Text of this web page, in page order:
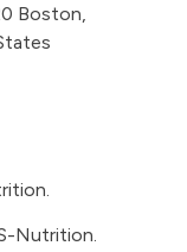
Boston,
Nutrition.